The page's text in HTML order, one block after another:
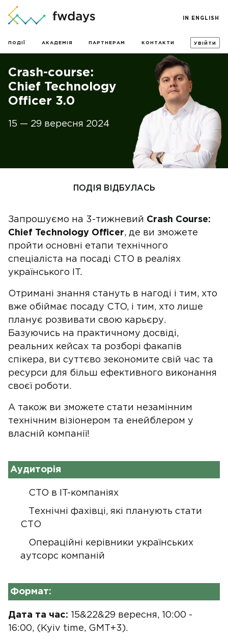
ПОДІЇ АКАДЕМІЯ ПАРТНЕРАМ КОНТАКТИ УВІЙТИ
IN ENGLISH
Crash-course:
Chief Technology
Officer 3.0
15 — 29 вересня 2024
ПОДІЯ ВІДБУЛАСЬ
Запрошуємо на 3-тижневий Crash Course:
Chief Technology Officer, де ви зможете
пройти основні етапи технічного
спеціаліста на посаді СТО в реаліях
українського IT.
Отримані знання стануть в нагоді і тим, хто
вже обіймає посаду CTO, і тим, хто лише
планує розвивати свою карьєру.
Базуючись на практичному досвіді,
реальних кейсах та розборі факапів
спікера, ви суттєво зекономите свій час та
ресурси для більш ефективного виконання
своєї роботи.
А також ви зможете стати незамінним
технічним візіонером та енейблером у
власній компанії!
Аудиторія
CTO в IT-компаніях
Технічні фахівці, які планують стати
СТО
Операційні керівники українських
аутсорс компаній
Формат:
Дата та час: 15&22&29 вересня, 10:00 -
16:00, (Kyiv time, GMT+3).